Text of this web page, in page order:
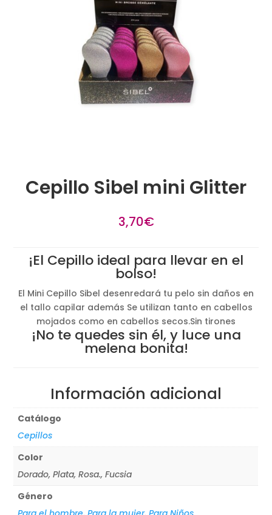
Cepillo Sibel mini Glitter
3,70€
¡El Cepillo ideal para llevar en el
bolso!
El Mini Cepillo Sibel desenredará tu pelo sin daños en
el tallo capilar además Se utilizan tanto en cabellos
mojados como en cabellos secos.Sin tirones
¡No te quedes sin él, y luce una
melena bonita!
Información adicional
Catálogo
Cepillos
Color
Dorado, Plata, Rosa., Fucsia
Género